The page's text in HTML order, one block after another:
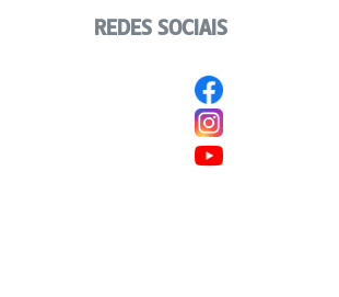
REDES SOCIAIS